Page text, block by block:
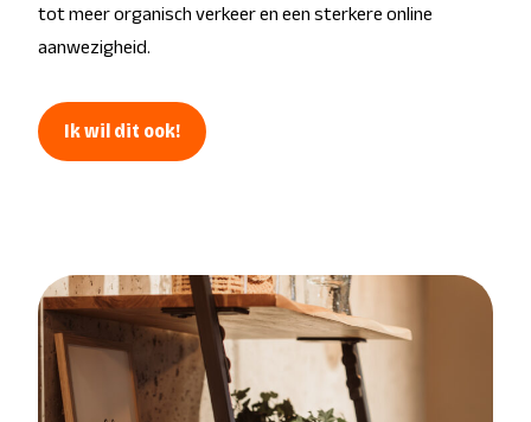
tot meer organisch verkeer en een sterkere online
aanwezigheid.
Ik wil dit ook!